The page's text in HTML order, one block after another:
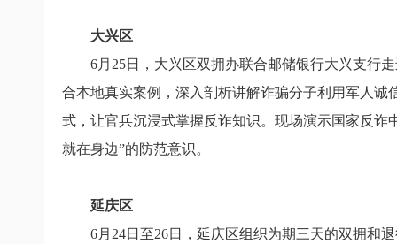
大兴区
6月25日，大兴区双拥办联合邮储银行大兴支行
合本地真实案例，深入剖析讲解诈骗分子利用军人
式，让官兵沉浸式掌握反诈知识。现场演示国家反
就在身边”的防范意识。
延庆区
6月24日至26日，延庆区组织为期三天的双拥和